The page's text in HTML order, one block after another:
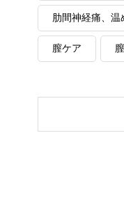
ルモン
肋間神経痛、
膣ケア